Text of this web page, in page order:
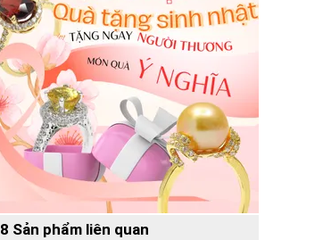
8 Sản phẩm liên quan